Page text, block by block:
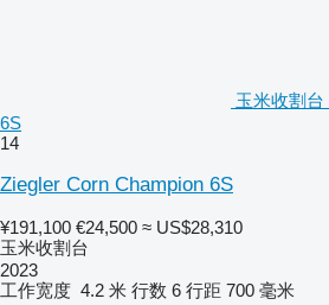
玉米收割台
6S
14
Ziegler Corn Champion 6S
¥191,100 €24,500 ≈ US$28,310
玉米收割台
2023
工作宽度 4.2 米 行数 6 行距 700 毫米